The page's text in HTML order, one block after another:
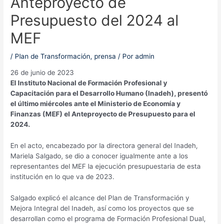
Presupuesto del 2024 al
MEF
/ Plan de Transformación, prensa / Poradmin
26 de junio de 2023
El Instituto Nacional de Formación Profesional y
Capacitación para el Desarrollo Humano (Inadeh), presentó
el último miércoles ante el Ministerio de Economía y
Finanzas (MEF) el Anteproyecto de Presupuesto para el
2024.
En el acto, encabezado por la directora general del Inadeh,
Mariela Salgado, se dio a conocer igualmente ante a los
representantes del MEF la ejecución presupuestaria de esta
institución en lo que va de 2023.
Salgado explicó el alcance del Plan de Transformación y
Mejora Integral del Inadeh, así como los proyectos que se
desarrollan como el programa de Formación Profesional Dual,